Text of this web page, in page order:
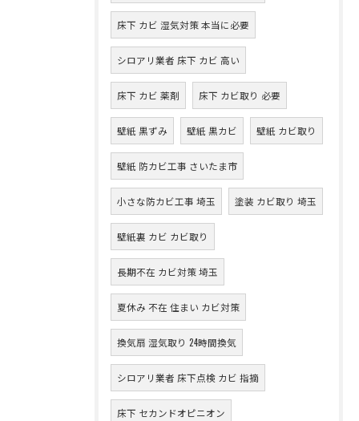
床下 カビ 湿気対策 本当に必要
シロアリ業者 床下 カビ 高い
床下 カビ 薬剤 床下 カビ取り 必要
壁紙 黒ずみ 壁紙 黒カビ 壁紙 カビ取り
壁紙 防カビ工事 さいたま市
小さな防カビ工事 埼玉 塗装 カビ取り 埼玉
壁紙裏 カビ カビ取り
長期不在 カビ対策 埼玉
夏休み 不在 住まい カビ対策
換気扇 湿気取り 24時間換気
シロアリ業者 床下点検 カビ 指摘
床下 セカンドオピニオン